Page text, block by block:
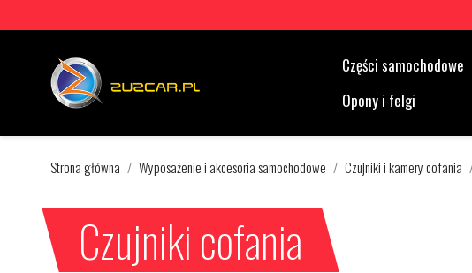
Części samochodowe
Opony i felgi
Strona główna Wyposażenie i akcesoria samochodowe Czujniki i kamery cofania
Czujniki cofania